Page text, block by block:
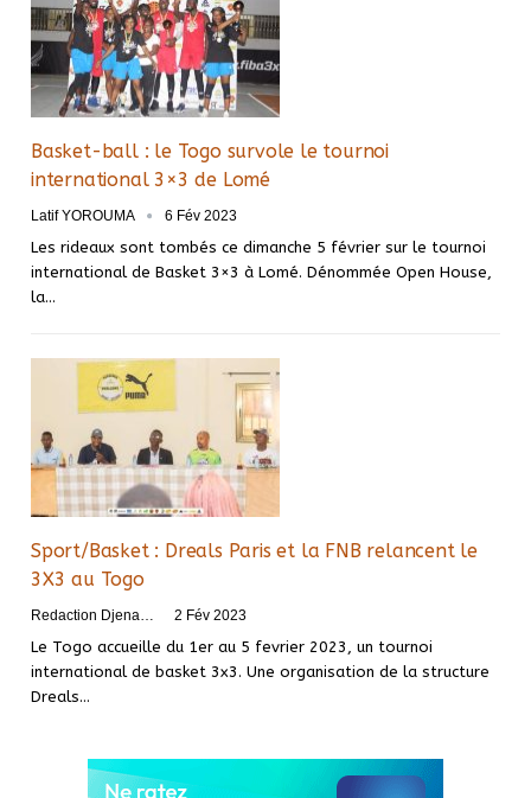
Basket-ball : le Togo survole le tournoi
international 3×3 de Lomé
Latif YOROUMA 6 Fév 2023
Les rideaux sont tombés ce dimanche 5 février sur le tournoi
international de Basket 3×3 à Lomé. Dénommée Open House,
la…
Sport/Basket : Dreals Paris et la FNB relancent le
3X3 au Togo
Redaction DjenaSport 2 Fév 2023
Le Togo accueille du 1er au 5 fevrier 2023, un tournoi
international de basket 3x3. Une organisation de la structure
Dreals…